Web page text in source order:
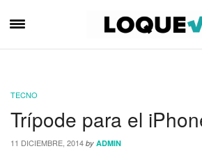
TECNO
Trípode para el
11 DICIEMBRE, 2014 by ADMIN